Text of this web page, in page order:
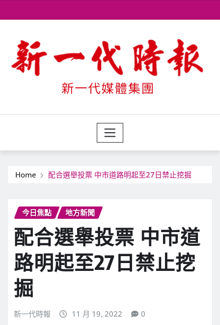
to
Home 配合選舉投票 中市道路明起至27日禁止挖掘
今日焦點 地方新聞
配合選舉投票 中市道
路明起至27日禁止挖
掘
新一代時報 11 月 19, 2022 0